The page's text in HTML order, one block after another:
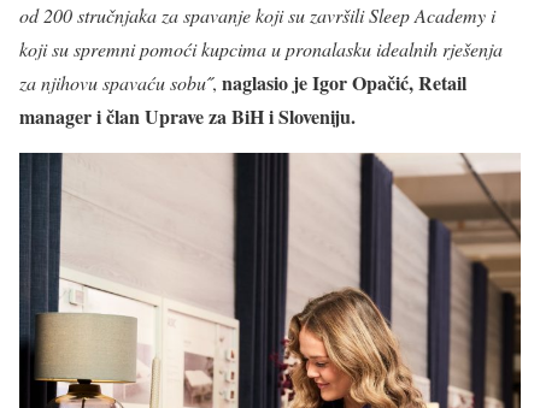
od 200 stručnjaka za spavanje koji su završili Sleep Academy i
koji su spremni pomoći kupcima u pronalasku idealnih rješenja
za njihovu spavaću sobu˝, naglasio je Igor Opačić, Retail
manager i član Uprave za BiH i Sloveniju.